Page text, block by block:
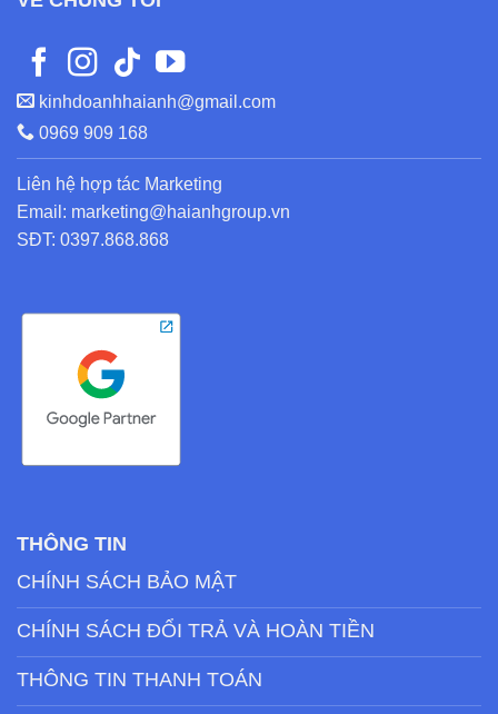
kinhdoanhhaianh@gmail.com
0969 909 168
Liên hệ hợp tác Marketing
Email: marketing@haianhgroup.vn
SĐT: 0397.868.868
THÔNG TIN
CHÍNH SÁCH BẢO MẬT
CHÍNH SÁCH ĐỔI TRẢ VÀ HOÀN TIỀN
THÔNG TIN THANH TOÁN